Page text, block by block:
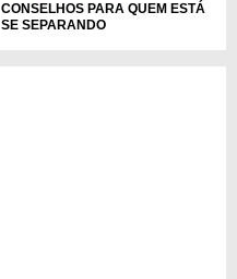
CONSELHOS PARA QUEM ESTÁ
SE SEPARANDO